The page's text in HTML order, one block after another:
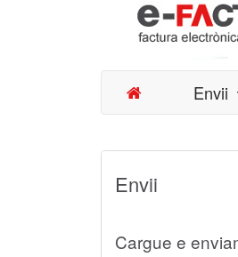
Envii
Envii
Cargue e